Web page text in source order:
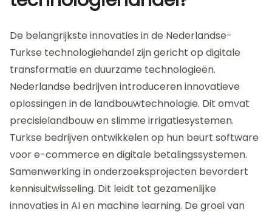
De belangrijkste innovaties in de Nederlandse-
Turkse technologiehandel zijn gericht op digitale
transformatie en duurzame technologieën.
Nederlandse bedrijven introduceren innovatieve
oplossingen in de landbouwtechnologie. Dit omvat
precisielandbouw en slimme irrigatiesystemen.
Turkse bedrijven ontwikkelen op hun beurt software
voor e-commerce en digitale betalingssystemen.
Samenwerking in onderzoeksprojecten bevordert
kennisuitwisseling. Dit leidt tot gezamenlijke
innovaties in AI en machine learning. De groei van